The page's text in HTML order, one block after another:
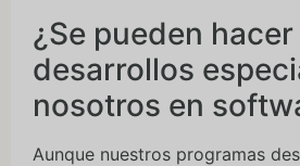
¿Se pueden hacer
desarrollos
nosotros en
Aunque nuestros programas